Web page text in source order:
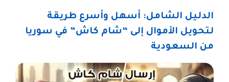
الدليل الشامل: أسهل وأسرع طريقة
لتحويل الأموال إلى “شام كاش” في سوريا
من السعودية